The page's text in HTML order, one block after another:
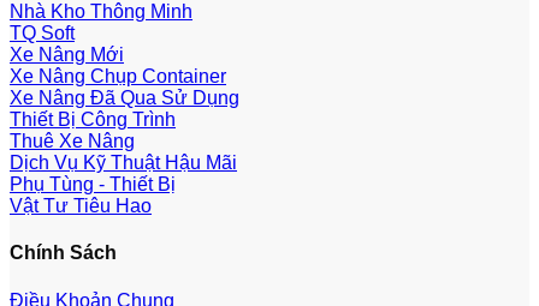
Nhà Kho Thông Minh
TQ Soft
Xe Nâng Mới
Xe Nâng Chụp Container
Xe Nâng Đã Qua Sử Dụng
Thiết Bị Công Trình
Thuê Xe Nâng
Dịch Vụ Kỹ Thuật Hậu Mãi
Phụ Tùng - Thiết Bị
Vật Tư Tiêu Hao
Chính Sách
Điều Khoản Chung